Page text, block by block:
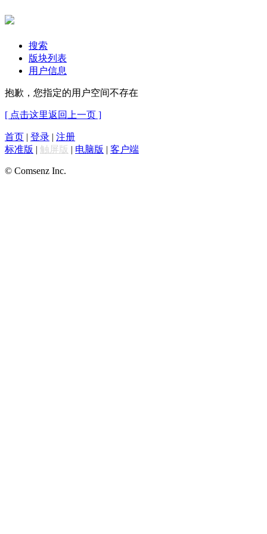
搜索
版块列表
用户信息
抱歉，您指定的用户空间不存在
[ 点击这里返回上一页 ]
首页 | 登录 | 注册
标准版 | 触屏版 | 电脑版 | 客户端
© Comsenz Inc.